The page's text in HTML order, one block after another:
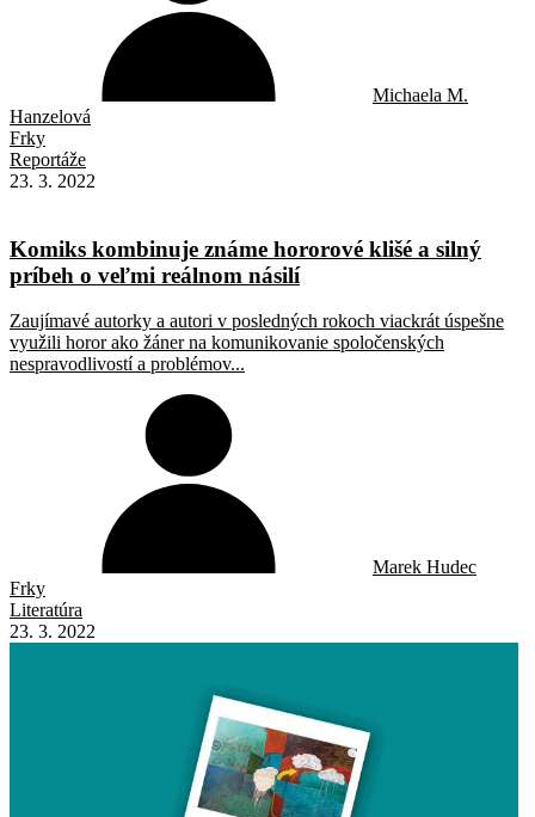
Michaela M.
Hanzelová
Frky
Reportáže
23. 3. 2022
Komiks kombinuje známe hororové klišé a silný
príbeh o veľmi reálnom násilí
Zaujímavé autorky a autori v posledných rokoch viackrát úspešne
využili horor ako žáner na komunikovanie spoločenských
nespravodlivostí a problémov...
Marek Hudec
Frky
Literatúra
23. 3. 2022